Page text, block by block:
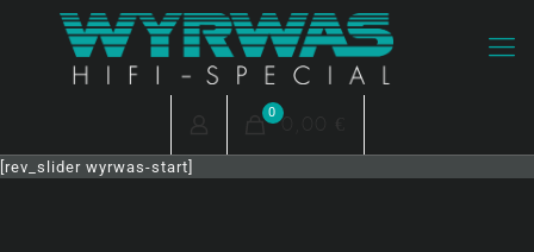
0 0,00 €
[rev_slider wyrwas-start]